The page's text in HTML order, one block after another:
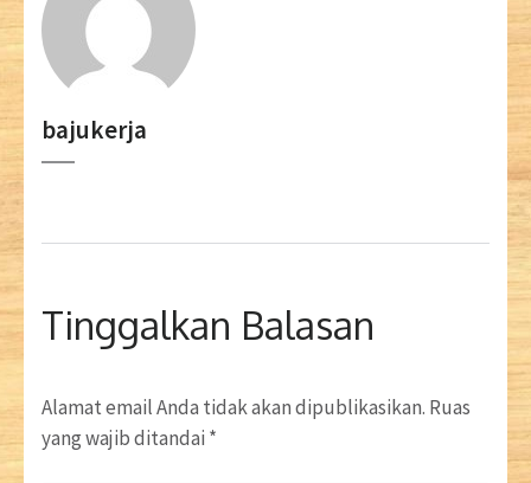
bajukerja
Tinggalkan Balasan
Alamat email Anda tidak akan dipublikasikan. Ruas
yang wajib ditandai *